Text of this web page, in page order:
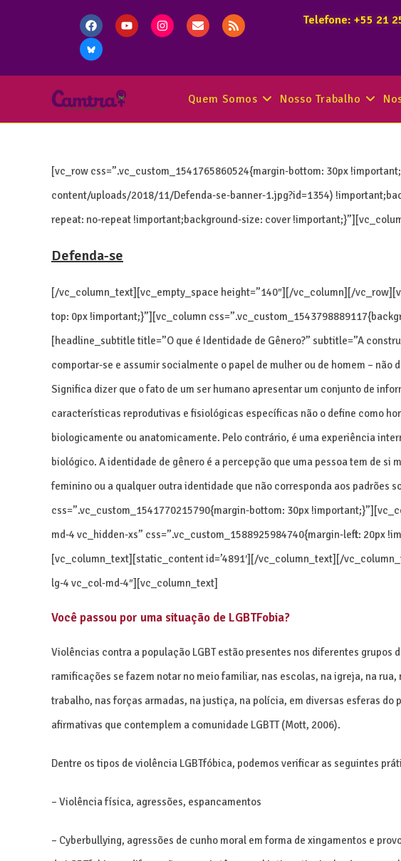
Telefone: +55 21
Quem Somos Nosso Trabalho
[vc_row css=”.vc_custom_1541765860524{margin-bottom: 30px
content/uploads/2018/11/Defenda-se-banner-1.jpg?id=1354)
repeat: no-repeat !important;background-size: cover
Defenda-se
[/vc_column_text][vc_empty_space height=”140″][/vc_column][/
top: 0px !important;}”][vc_column
[headline_subtitle title=”O que é Identidade de Gênero?” subtitle=”A
comportar-se e assumir socialmente o papel de mulher ou de homem –
Significa dizer que o fato de um ser humano apresentar um conjunto de
características reprodutivas e fisiológicas específicas não o define como
biologicamente ou anatomicamente. Pelo contrário, é uma experiência
biológico. A identidade de gênero é a percepção que uma pessoa tem de si
feminino ou a qualquer outra identidade que não corresponda aos padrões
css=”.vc_custom_1541770215790{margin-bottom: 30px
md-4 vc_hidden-xs” css=”.vc_custom_1588925984740{margin-left: 20px
[vc_column_text][static_content id=’4891′][/vc_column_text][/
lg-4 vc_col-md-4″][vc_column_text]
Você passou por uma situação de LGBTFobia?
Violências contra a população LGBT estão presentes nos diferentes
ramificações se fazem notar no meio familiar, nas escolas, na igreja, na
trabalho, nas forças armadas, na justiça, na polícia, em diversas esferas
afirmativas que contemplem a comunidade LGBTT (Mott, 2006).
Dentre os tipos de violência LGBTfóbica, podemos verificar as seguintes
– Violência física, agressões, espancamentos
– Cyberbullying, agressões de cunho moral em forma de xingamentos e